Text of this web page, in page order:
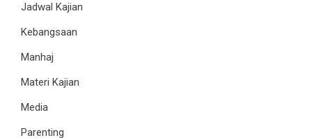
Jadwal Kajian
Kebangsaan
Manhaj
Materi Kajian
Media
Parenting